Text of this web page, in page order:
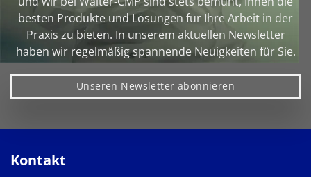
besten Produkte und Lösungen für Ihre Arbeit in der
Praxis zu bieten. In unserem aktuellen Newsletter
haben wir regelmäßig spannende Neuigkeiten für Sie.
Unseren Newsletter abonnieren
Kontakt